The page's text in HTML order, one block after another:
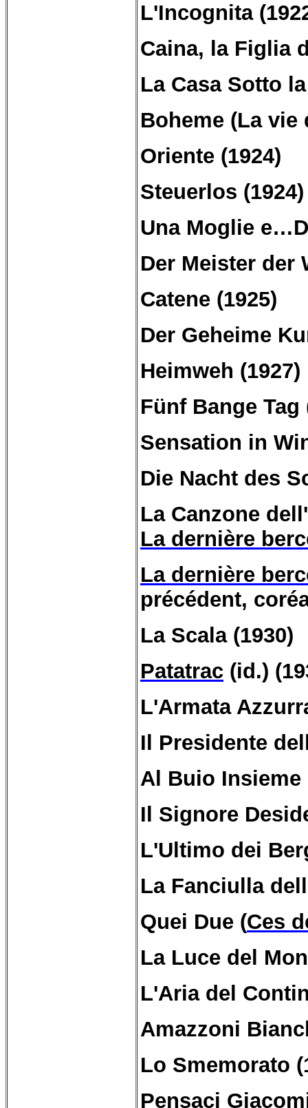
L'Incognita
Caina, la Figlia
La Casa Sotto
Boheme (La vie
Oriente (1924)
Steuerlos (1924)
Una Moglie
Der Meister der
Catene (1925)
Der Geheime
Heimweh (1927)
Fünf Bange Tag
Sensation in
Die Nacht des
La Canzone
La dernière
La dernière
précédent,
La Scala (1930)
Patatrac (id.)
L'Armata
Il Presidente
Al Buio Insieme
Il Signore
L'Ultimo dei
La Fanciulla
Quei Due (Ces
La Luce del
L'Aria del
Amazzoni
Lo Smemorato
Pensaci